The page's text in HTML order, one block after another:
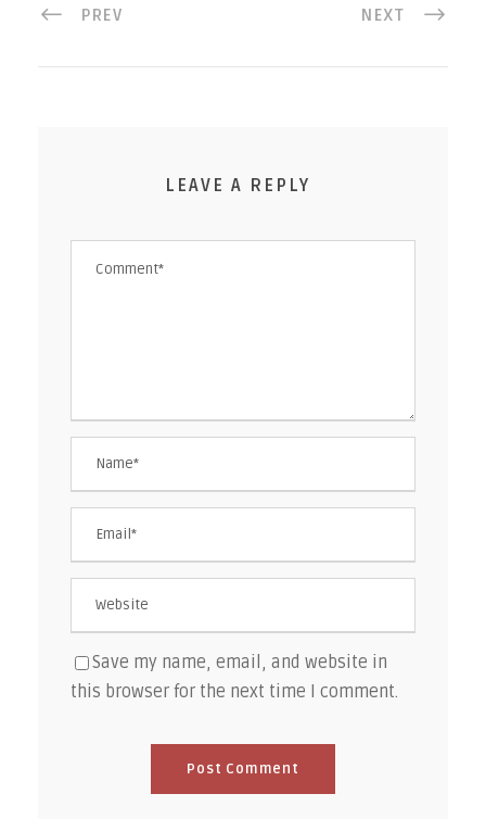
PREV NEXT
LEAVE A REPLY
Save my name, email, and website in
this browser for the next time I comment.